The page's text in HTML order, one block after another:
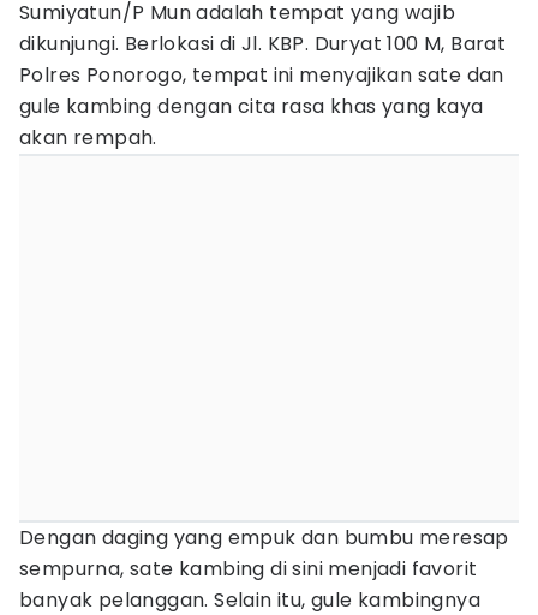
Sumiyatun/P Mun adalah tempat yang wajib
dikunjungi. Berlokasi di Jl. KBP. Duryat 100 M, Barat
Polres Ponorogo, tempat ini menyajikan sate dan
gule kambing dengan cita rasa khas yang kaya
akan rempah.
Dengan daging yang empuk dan bumbu meresap
sempurna, sate kambing di sini menjadi favorit
banyak pelanggan. Selain itu, gule kambingnya